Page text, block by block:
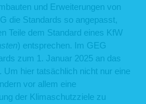
und Erweiterungen von
die Standards so angepasst,
Teile dem Standard eines KfW
) entsprechen. Im GEG
zum 1. Januar 2025 an das
Um hier tatsächlich nicht nur eine
vor allem eine
der Klimaschutzziele zu